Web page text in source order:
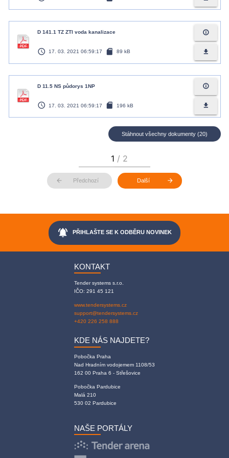
D 141.1 TZ ZTI voda kanalizace
access_time 17. 03. 2021 06:59:17 sd_card 89 kB
info_outline
file_download
D 11.5 NS půdorys 1NP
access_time 17. 03. 2021 06:59:17 sd_card 196 kB
info_outline
file_download
Stáhnout všechny dokumenty (20)
arrow_back Předchozí Další arrow_forward
notifications_active PŘIHLAŠTE SE K ODBĚRU NOVINEK
KONTAKT
Tender systems s.r.o.
IČO: 291 45 121
www.tendersystems.cz
support@tendersystems.cz
+420 226 258 888
KDE NÁS NAJDETE?
Pobočka Praha
Nad Hradním vodojemem 1108/53
162 00 Praha 6 - Střešovice
Pobočka Pardubice
Malá 210
530 02 Pardubice
NAŠE PORTÁLY